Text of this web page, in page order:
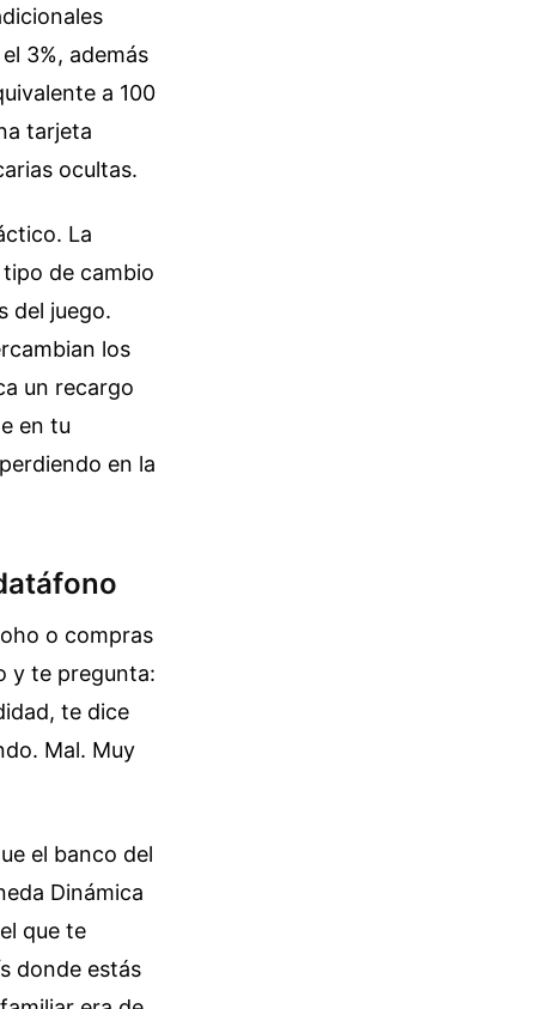
3%, además
a 100
tarjeta
ocultas.
La
de cambio
del juego.
los
un recargo
en tu
en la
o compras
y te pregunta:
te dice
Mal. Muy
el banco del
Dinámica
que te
donde estás